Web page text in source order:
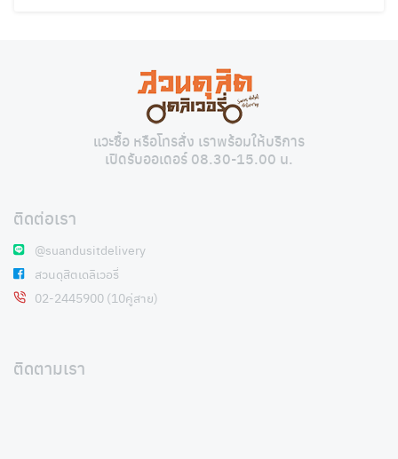
Search
แวะซื้อ หรือโทรสั่ง เราพร้อมให้บริการ
เปิดรับออเดอร์ 08.30-15.00 น.
ติดต่อเรา
@suandusitdelivery
สวนดุสิตเดลิเวอรี่
02-2445900 (10คู่สาย)
ติดตามเรา